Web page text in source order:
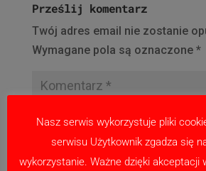
Prześlij komentarz
Twój adres email nie zostanie
Wymagane pola są oznaczone *
Nasz serwis wykorzystuje pliki
serwisu Użytkownik zgadza się
wykorzystanie. Ważne dzięki akceptacji